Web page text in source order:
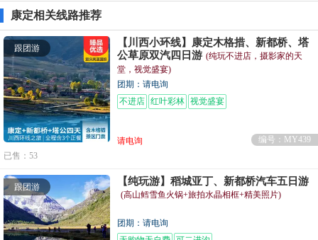
康定相关线路推荐
跟团游
【川西小环线】康定木格措、新都桥、塔
公草原双汽四日游 (纯玩不进店，摄影家的天
堂，视觉盛宴)
团期：请电询
不进店 红叶彩林 视觉盛宴
请电询
编号：MY439
已售：53
跟团游 【纯玩游】稻城亚丁、新都桥汽车五日游
(高山鳕雪鱼火锅+旅拍水晶相框+精美照片)
团期：请电询